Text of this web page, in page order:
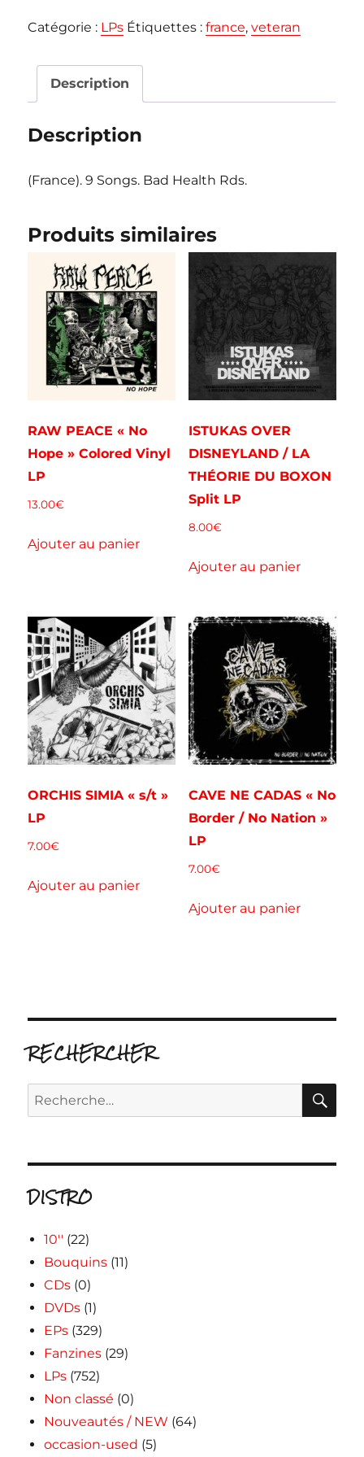
"En
pour
un
Futur
LP
Catégorie : LPs Étiquettes :france,veteran
Description
Description
(France). 9 Songs. Bad Health Rds.
Produits similaires
RAW PEACE « No
Hope » Colored Vinyl
LP
13.00€
Ajouter au panier
ISTUKAS OVER
DISNEYLAND / LA
THÉORIE DU BOXON
Split LP
8.00€
Ajouter au panier
ORCHIS SIMIA « s/t »
LP
7.00€
Ajouter au panier
CAVE NE CADAS « No
Border / No Nation »
LP
7.00€
Ajouter au panier
RECHERCHER
Recherche
pour :
DISTRO
10'' (22)
Bouquins (11)
CDs (0)
DVDs (1)
EPs (329)
Fanzines (29)
LPs (752)
Non classé (0)
Nouveautés / NEW (64)
occasion-used (5)